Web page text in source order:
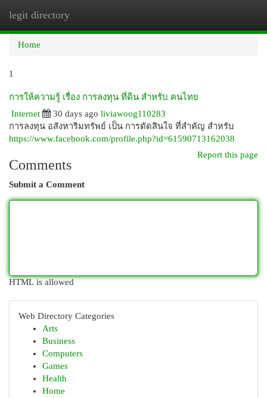
legit directory
Home
1
การให้ความรู้ เรื่อง การลงทุน ที่ดิน สำหรับ คนไทย
Internet
30 days ago liviawoog110283
การลงทุน อสังหาริมทรัพย์ เป็น การตัดสินใจ ที่สำคัญ สำหรับ
https://www.facebook.com/profile.php?id=61590713162038
Report this page
Comments
Submit a Comment
HTML is allowed
Web Directory Categories
Arts
Business
Computers
Games
Health
Home